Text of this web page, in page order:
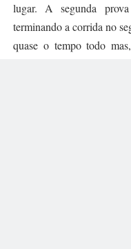
lugar. A segunda
terminando a corrida no
quase o tempo todo